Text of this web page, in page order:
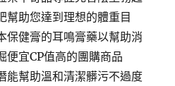
幫助您達到理想的體重目
保健膏的耳鳴膏藥以幫助消
便宜CP值高的團購商品
能幫助溫和清潔髒污不過度